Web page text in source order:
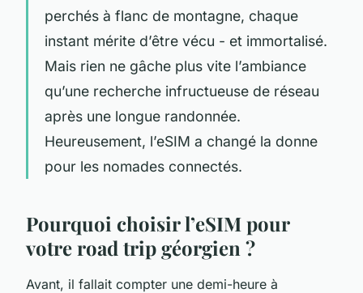
perchés à flanc de montagne, chaque
instant mérite d’être vécu - et immortalisé.
Mais rien ne gâche plus vite l’ambiance
qu’une recherche infructueuse de réseau
après une longue randonnée.
Heureusement, l’eSIM a changé la donne
pour les nomades connectés.
Pourquoi choisir l’eSIM pour
votre road trip géorgien ?
Avant, il fallait compter une demi-heure à